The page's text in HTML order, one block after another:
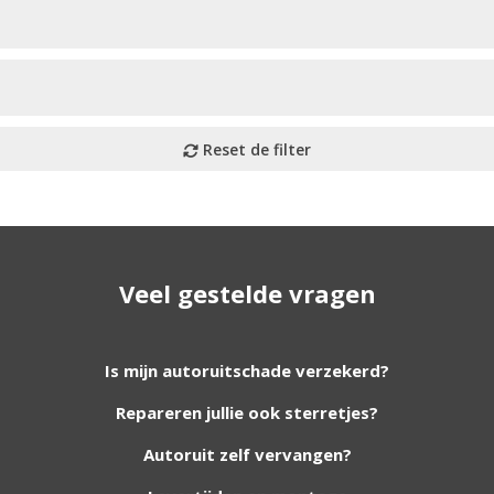
Veel gestelde vragen
Is mijn autoruitschade verzekerd?
Repareren jullie ook sterretjes?
Autoruit zelf vervangen?